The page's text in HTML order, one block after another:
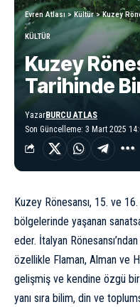
Evren Atlası > Kültür>Kuzey
KÜLTÜR
Kuzey
Tarihinde
Son Güncelleme: 3 Mart 2025
YazarBURCU ATLAS
Kuzey Rönesansı, 15. ve
bölgelerinde yaşanan
eder. İtalyan
özellikle Flaman, Alman ve
gelişmiş ve kendine özgü bir
yanı sıra bilim, din ve